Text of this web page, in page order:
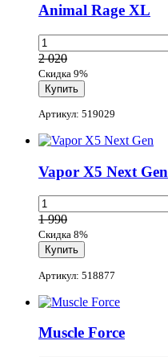
Animal Rage XL
2 020
Скидка 9%
Артикул: 519029
Vapor X5 Next Gen
1 990
Скидка 8%
Артикул: 518877
Muscle Force